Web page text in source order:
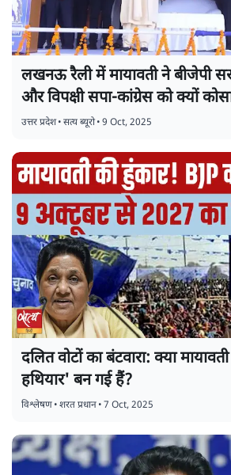
लखनऊ रैली में मायावती ने बीजेपी
और विपक्षी सपा-कांग्रेस को क्यों
उत्तर प्रदेश•सत्य ब्यूरो•9 Oct, 2025
दलित वोटों का बंटवारा: क्या
हथियार' बन गई हैं?
विश्लेषण•शरत प्रधान•7 Oct, 2025